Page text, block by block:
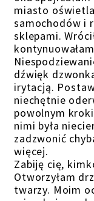
miasto
samochodów i
sklepami.
dźwięk
irytacją.
niechętnie
powolnym
nimi była
zadzwonić
więcej.
Zabiję cię,
Otworzyłam
twarzy. Moim